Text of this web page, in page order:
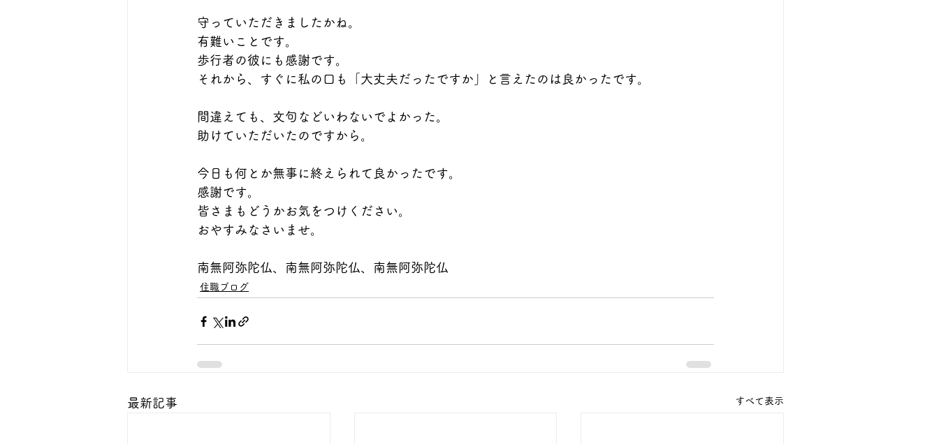
守っていただきましたかね。
有難いことです。
歩行者の彼にも感謝です。
それから、すぐに私の口も「大丈夫だったですか」と言えたのは良かったです。
間違えても、文句などいわないでよかった。
助けていただいたのですから。
今日も何とか無事に終えられて良かったです。
感謝です。
皆さまもどうかお気をつけください。
おやすみなさいませ。
南無阿弥陀仏、南無阿弥陀仏、南無阿弥陀仏
住職ブログ
最新記事 すべて表示